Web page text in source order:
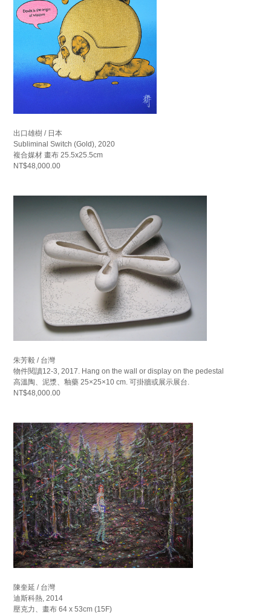
出口雄樹 / 日本
Subliminal Switch (Gold), 2020
複合媒材 畫布 25.5x25.5cm
NT$48,000.00
朱芳毅 / 台灣
物件閱讀12-3, 2017. Hang on the wall or display on the pedestal
高溫陶、泥漿、釉藥 25×25×10 cm. 可掛牆或展示展台.
NT$48,000.00
陳奎延 / 台灣
迪斯科熱, 2014
壓克力、畫布 64 x 53cm (15F)